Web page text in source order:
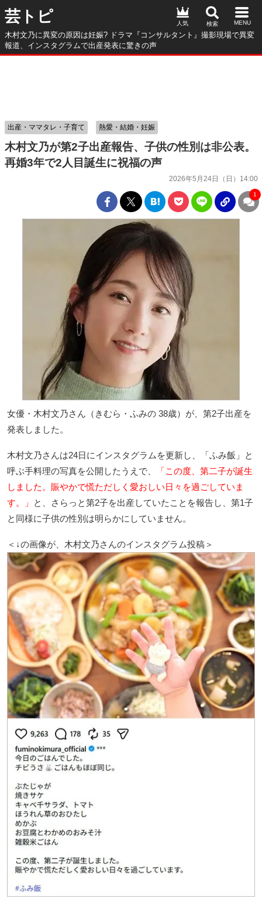
芸トピ
木村文乃に異変の原因は妊娠? ドラマ『コンサルタント』撮影現場で異変
報道、インスタグラムで出産発表に驚きの声
人気
木村文乃が第2子出産報告、子供の性別は非公表。
再婚3年で2人目誕生に祝福の声
2026年5月24日（日）14:00
出産・ママタレ・子育て 熱愛・結婚・妊娠
1
女優・木村文乃さん（きむら・ふみの 38歳）が、第2子出産を
発表しました。
木村文乃さんは24日にインスタグラムを更新し、「ふみ飯」と
呼ぶ手料理の写真を公開したうえで、
「この度、第二子が誕生
しました。賑やかで慌ただしく愛おしい日々を過ごしていま
す。」
と、さらっと第2子を出産していたことを報告し、第1子
と同様に子供の性別は明らかにしていません。
＜↓の画像が、木村文乃さんのインスタグラム投稿＞